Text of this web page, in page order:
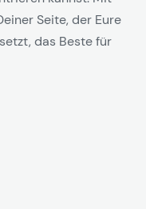
Seite, der Eure
das Beste für